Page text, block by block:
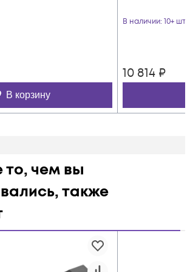
В корзину
В наличии: 10+ шт
10 814 ₽
то, чем вы
также